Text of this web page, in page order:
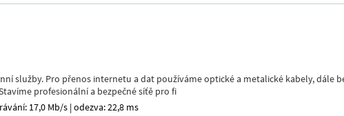
služby. Pro přenos internetu a dat používáme optické a metalické kabely, dále
profesionální a bezpečné síťě pro fi
17,0 Mb/s | odezva: 22,8 ms